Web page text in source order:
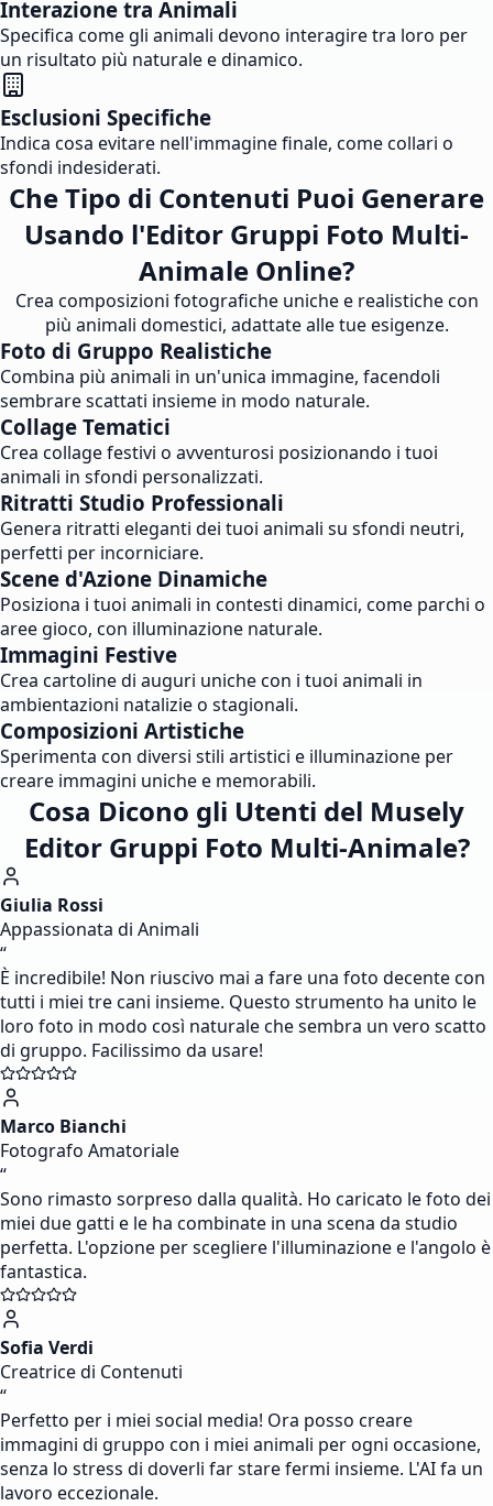
Interazione tra Animali
Specifica come gli animali devono interagire tra loro per
un risultato più naturale e dinamico.
Esclusioni Specifiche
Indica cosa evitare nell'immagine finale, come collari o
sfondi indesiderati.
Che Tipo di Contenuti Puoi Generare
Usando l'Editor Gruppi Foto Multi-
Animale Online?
Crea composizioni fotografiche uniche e realistiche con
più animali domestici, adattate alle tue esigenze.
Foto di Gruppo Realistiche
Combina più animali in un'unica immagine, facendoli
sembrare scattati insieme in modo naturale.
Collage Tematici
Crea collage festivi o avventurosi posizionando i tuoi
animali in sfondi personalizzati.
Ritratti Studio Professionali
Genera ritratti eleganti dei tuoi animali su sfondi neutri,
perfetti per incorniciare.
Scene d'Azione Dinamiche
Posiziona i tuoi animali in contesti dinamici, come parchi o
aree gioco, con illuminazione naturale.
Immagini Festive
Crea cartoline di auguri uniche con i tuoi animali in
ambientazioni natalizie o stagionali.
Composizioni Artistiche
Sperimenta con diversi stili artistici e illuminazione per
creare immagini uniche e memorabili.
Cosa Dicono gli Utenti del Musely
Editor Gruppi Foto Multi-Animale?
Giulia Rossi
Appassionata di Animali
“
È incredibile! Non riuscivo mai a fare una foto decente con
tutti i miei tre cani insieme. Questo strumento ha unito le
loro foto in modo così naturale che sembra un vero scatto
di gruppo. Facilissimo da usare!
Marco Bianchi
Fotografo Amatoriale
“
Sono rimasto sorpreso dalla qualità. Ho caricato le foto dei
miei due gatti e le ha combinate in una scena da studio
perfetta. L'opzione per scegliere l'illuminazione e l'angolo è
fantastica.
Sofia Verdi
Creatrice di Contenuti
“
Perfetto per i miei social media! Ora posso creare
immagini di gruppo con i miei animali per ogni occasione,
senza lo stress di doverli far stare fermi insieme. L'AI fa un
lavoro eccezionale.